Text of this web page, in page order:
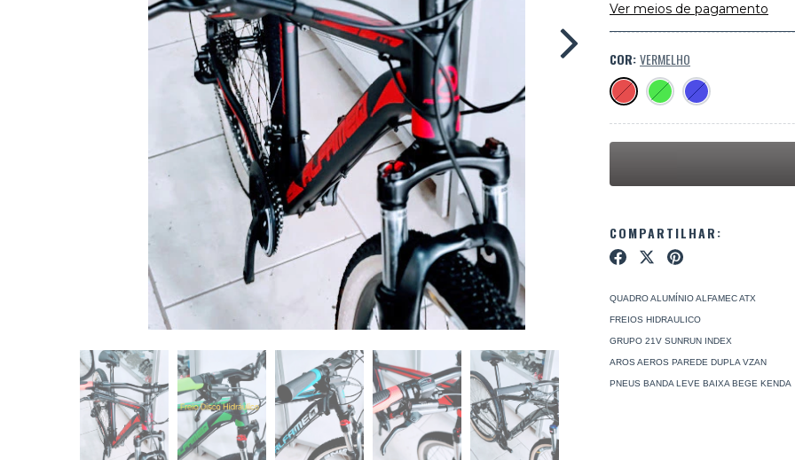
Ver meios de pagamento
COR:VERMELHO
COMPARTILHAR:
QUADRO ALUMÍNIO ALFAMEC ATX
FREIOS HIDRAULICO
GRUPO 21V SUNRUN INDEX
AROS AEROS PAREDE DUPLA VZAN
PNEUS BANDA LEVE BAIXA BEGE KENDA